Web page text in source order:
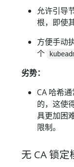
允许引导
根，即使
方便手动
个
劣势：
CA 哈希
的，这使
具更加困
限制。
无 CA 锁